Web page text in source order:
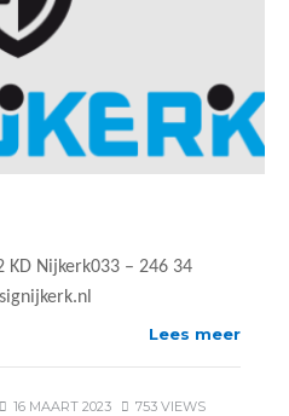
KD Nijkerk033 – 246 34
Lees meer
16 MAART 2023 753 VIEWS